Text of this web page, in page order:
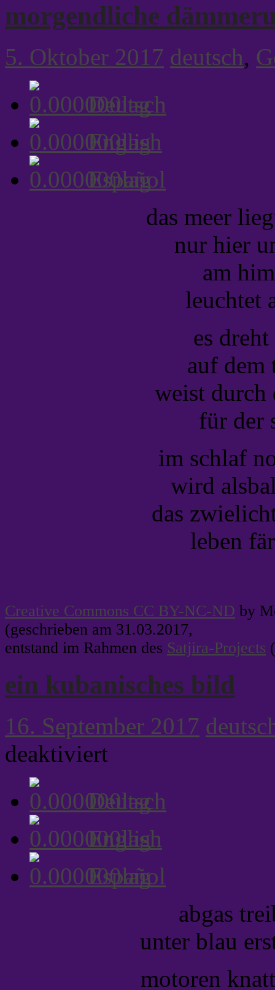
morgendliche
5. Oktober 2017 deutsch,
Deutsch
English
Español
das meer
nur hier
am
leuchtet
es
auf dem
weist durch
für der
im schlaf
wird
das
leben
Creative Commons CC BY-NC-ND by
(geschrieben am 31.03.2017,
entstand im Rahmen des Satjira-Projects
ein kubanisches bild
16. September 2017
deaktiviert
Deutsch
English
Español
abgas
unter blau
motoren